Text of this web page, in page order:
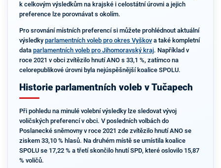
k celkovým výsledkům na krajské i celostátní úrovni a jejich
preference lze porovnávat s okolím.
Pro srovnání místních preferencí si můžete prohlédnout aktuální
výsledky parlamentních voleb pro okres Vyškova také kompletní
data parlamentních voleb pro Jihomoravský kraj. Například v
roce 2021 v obci zvítězilo hnutí ANO s 33,1 %, zatímco na
celorepublikové úrovni byla nejúspěšnější koalice SPOLU.
Historie parlamentních voleb v Tučapech
Při pohledu na minulé volební výsledky lze sledovat vývoj
voličských preferencí v obci. V posledních volbách do
Poslanecké sněmovny v roce 2021 zde zvítězilo hnutí ANO se
ziskem 33,10 % hlasů. Na druhém místě se umístila koalice
SPOLU se 17,22 % a třetí skončilo hnutí SPD, které oslovilo 15,87
% voličů.